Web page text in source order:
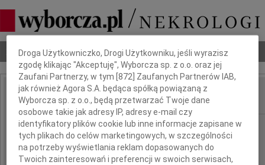
Nekrologi Odeszli Poradnik pogrzebowy
IMIĘ I NAZWISKO:
REGION: Warszawa
DATA EMISJI: 18.08.2009
Dbamy o Twoją prywatność
Droga Użytkowniczko, Drogi Użytkowniku, jeśli wyrazisz
zgodę klikając "Akceptuję", Wyborcza sp. z o.o. oraz jej
Zaufani Partnerzy, w tym [872 ] Zaufanych Partnerów IAB,
jak również Agora S.A. będąca spółką powiązaną z
Wyborcza sp. z o.o., będą przetwarzać Twoje dane
osobowe takie jak adresy IP, adresy e-mail czy
identyfikatory plików cookie lub inne informacje zapisane w
tych plikach do celów marketingowych, w szczególności
na potrzeby wyświetlania reklam dopasowanych do
Twoich zainteresowań i preferencji w swoich serwisach,